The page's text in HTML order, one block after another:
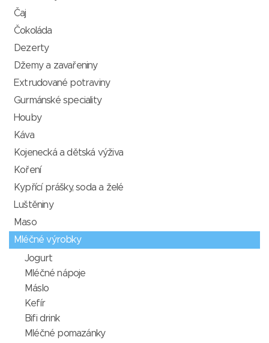
Čaj
Čokoláda
Dezerty
Džemy a zavařeniny
Extrudované potraviny
Gurmánské speciality
Houby
Káva
Kojenecká a dětská výživa
Koření
Kypřící prášky, soda a želé
Luštěniny
Maso
Mléčné výrobky
Jogurt
Mléčné nápoje
Máslo
Kefír
Bifi drink
Mléčné pomazánky